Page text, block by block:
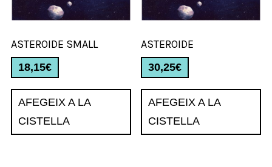
ASTEROIDE SMALL
18,15€
AFEGEIX A LA
CISTELLA
ASTEROIDE
30,25€
AFEGEIX A LA
CISTELLA